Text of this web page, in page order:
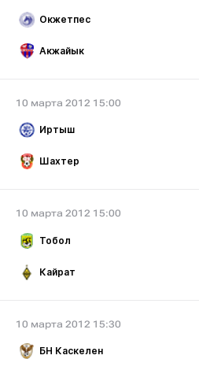
Окжетпес
Акжайык
10 марта 2012 15:00
Иртыш
Шахтер
10 марта 2012 15:00
Тобол
Кайрат
10 марта 2012 15:30
БН Каскелен